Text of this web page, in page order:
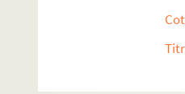
4-MS-FS-21-1227.